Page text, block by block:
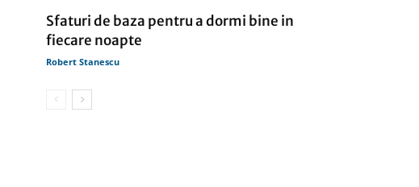
Sfaturi de baza pentru a dormi bine in
fiecare noapte
Robert Stanescu